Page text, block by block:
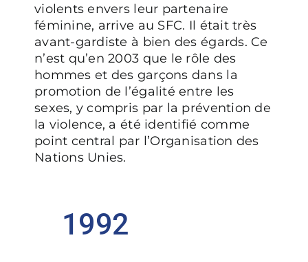
violents envers leur partenaire
féminine, arrive au SFC. Il était très
avant-gardiste à bien des égards. Ce
n’est qu’en 2003 que le rôle des
hommes et des garçons dans la
promotion de l’égalité entre les
sexes, y compris par la prévention de
la violence, a été identifié comme
point central par l’Organisation des
Nations Unies.
1992